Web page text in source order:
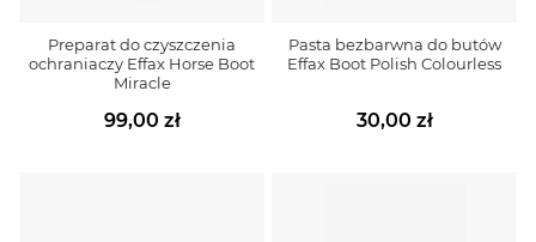
Preparat do czyszczenia
ochraniaczy Effax Horse Boot
Miracle
99,00 zł
Pasta bezbarwna do butów
Effax Boot Polish Colourless
30,00 zł